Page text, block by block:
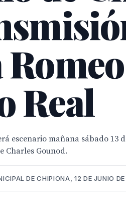
Real
escenario mañana sábado
Charles Gounod.
DE CHIPIONA, 12 DE JUNIO